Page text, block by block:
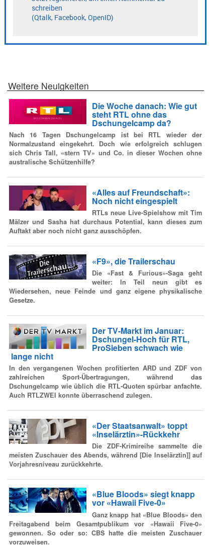
Weitere Neuigkeiten
Die Woche danach: Wie gut
steht RTL ohne das
Dschungelcamp da?
Nach 16 Tagen Dschungelcamp ist bei RTL wieder der
Normalzustand eingekehrt. Doch wie erfolgreich schlugen
sich Chris Tall, «stern TV» und Co. in dieser Wochen ohne
australische Schützenhilfe?
«Alles auf Freundschaft»:
Noch nicht eingespielt
RTLs neue Live-Spielshow mit Tim
Mälzer und Sasha hat durchaus Potential, kann dieses zum
Auftakt aber noch nicht ganz ausschöpfen.
«F9», die Trailerschau
Die «Fast & Furious»-Saga geht
weiter: In Teil neun gibt es
Wiedersehen, neue Feinde und ganz eigene physikalische
Gesetze.
Der TV-Markt im Januar:
Dschungel-Hoch für RTL,
ProSieben schwach wie
lange nicht
In den vergangenen Wochen profitierten ARD und ZDF von
zahlreichen Sport-Übertragungen, während das
Dschungelcamp wie üblich die RTL-Quoten spürbar anfachte.
Auch RTLZWEI konnte überraschend zulegen.
«Der Staatsanwalt» toppt
«Inselärztin»-Rückkehr
Die ZDF-Krimireihe sammelte die
meisten Zuschauer des Abends, während [Die Inselärztin]] auf
Vorjahresniveau zurückkehrte.
«Blue Bloods» siegt knapp
vor «Hawaii Five-0»
Ganz knapp hat «Blue Bloods» den
Freitagabend beim Gesamtpublikum vor «Hawaii Five-0»
gewonnen. So oder so: CBS hatte die meisten Zuschauer
vorzuweisen.